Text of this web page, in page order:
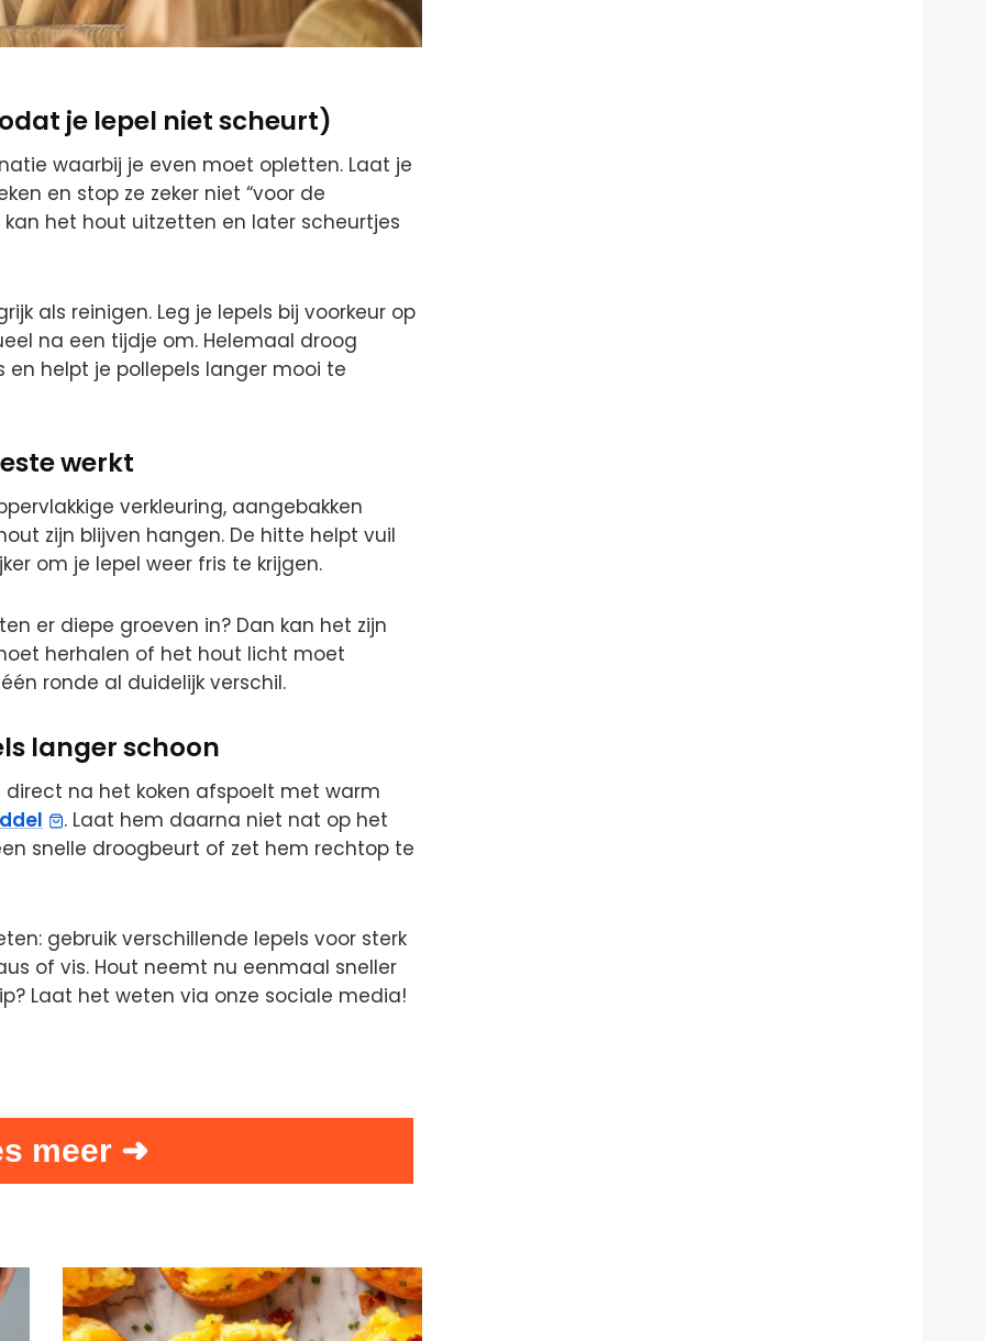
je lepel niet scheurt)
waarbij je even moet opletten. Laat je
en stop ze zeker niet “voor de
het hout uitzetten en later scheurtjes
als reinigen. Leg je lepels bij voorkeur op
na een tijdje om. Helemaal droog
helpt je pollepels langer mooi te
werkt
verkleuring, aangebakken
zijn blijven hangen. De hitte helpt vuil
om je lepel weer fris te krijgen.
er diepe groeven in? Dan kan het zijn
herhalen of het hout licht moet
ronde al duidelijk verschil.
langer schoon
na het koken afspoelt met warm
. Laat hem daarna niet nat op het
snelle droogbeurt of zet hem rechtop te
gebruik verschillende lepels voor sterk
of vis. Hout neemt nu eenmaal sneller
Laat het weten via onze sociale media!
meer ➜